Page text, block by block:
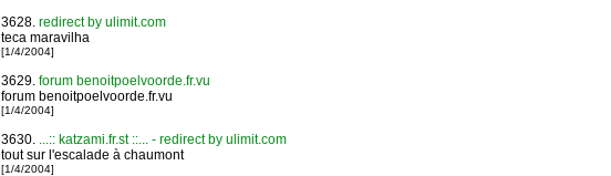
3628. redirect by ulimit.com
teca maravilha
[1/4/2004]
3629. forum benoitpoelvoorde.fr.vu
forum benoitpoelvoorde.fr.vu
[1/4/2004]
3630. ...:: katzami.fr.st ::... - redirect by ulimit.com
tout sur l'escalade à chaumont
[1/4/2004]